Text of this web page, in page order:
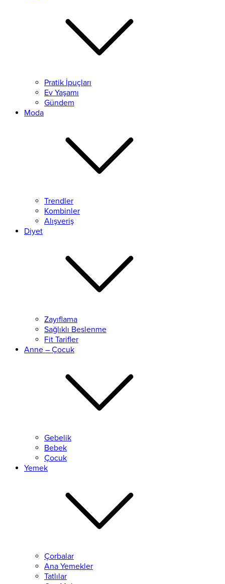
Pratik İpuçları
Ev Yaşamı
Gündem
Moda
Trendler
Kombinler
Alışveriş
Diyet
Zayıflama
Sağlıklı Beslenme
Fit Tarifler
Anne – Çocuk
Gebelik
Bebek
Çocuk
Yemek
Çorbalar
Ana Yemekler
Tatlılar